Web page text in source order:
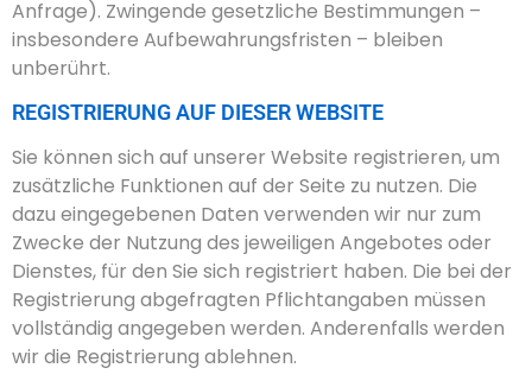
Anfrage). Zwingende gesetzliche Bestimmungen –
insbesondere Aufbewahrungsfristen – bleiben
unberührt.
REGISTRIERUNG AUF DIESER WEBSITE
Sie können sich auf unserer Website registrieren, um
zusätzliche Funktionen auf der Seite zu nutzen. Die
dazu eingegebenen Daten verwenden wir nur zum
Zwecke der Nutzung des jeweiligen Angebotes oder
Dienstes, für den Sie sich registriert haben. Die bei der
Registrierung abgefragten Pflichtangaben müssen
vollständig angegeben werden. Anderenfalls werden
wir die Registrierung ablehnen.